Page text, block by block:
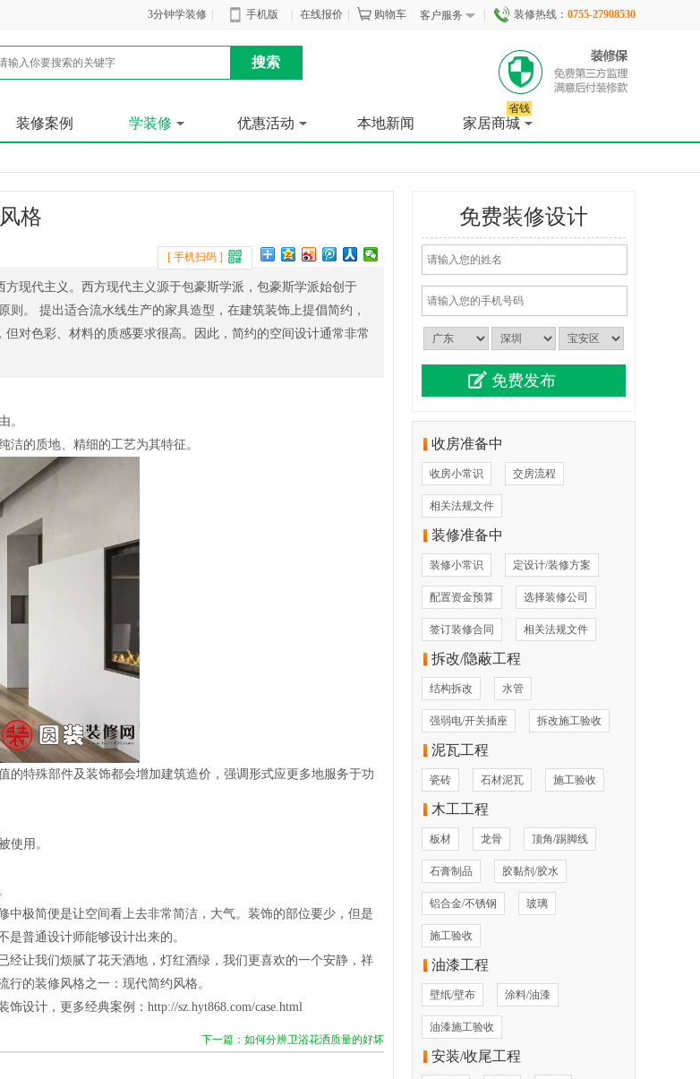
3分钟学装修 手机版 在线报价 购物车 客户服务 装修热线： 0755-27908530
装修案例 学装修 优惠活动 本地新闻 家居商城
省钱
格
[ 手机扫码 ]
现代主义。西方现代主义源于包豪斯学派，包豪斯学派始创于
则。 提出适合流水线生产的家具造型，在建筑装饰上提倡简约，
对色彩、材料的质感要求很高。因此，简约的空间设计通常非常
。
的质地、精细的工艺为其特征。
特殊部件及装饰都会增加建筑造价，强调形式应更多地服务于功
使用。
极简便是让空间看上去非常简洁，大气。装饰的部位要少，但是
普通设计师能够设计出来的。
让我们烦腻了花天酒地，灯红酒绿，我们更喜欢的一个安静，祥
的装修风格之一：现代简约风格。
饰设计，更多经典案例： http://sz.hyt868.com/case.html
下一篇：如何分辨卫浴花洒质量的好坏
免费装修设计
收房准备中
收房小常识 交房流程
相关法规文件
装修准备中
装修小常识 定设计/装修方案
配置资金预算 选择装修公司
签订装修合同 相关法规文件
拆改/隐蔽工程
结构拆改 水管
强弱电/开关插座 拆改施工验收
泥瓦工程
瓷砖 石材泥瓦 施工验收
木工工程
板材 龙骨 顶角/踢脚线
石膏制品 胶黏剂/胶水
铝合金/不锈钢 玻璃
施工验收
油漆工程
壁纸/壁布 涂料/油漆
油漆施工验收
安装/收尾工程